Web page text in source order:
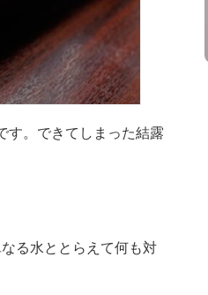
す。できてしまった結露
る水ととらえて何も対